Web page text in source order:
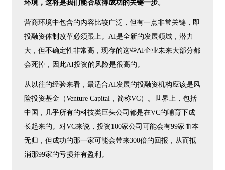
环境，这将是我们能否取得成功的关键一步。
营商环境中包含的内容比较广泛，但有一点非常关键，即
投融资体制改革必须跟上。AI是全新的发展领域，潜力
大，但不确定性非常高，现存的这些AI企业未来大部分都
会死掉，因此AI投资的风险是很高的。
从以往的经验来看，最适合AI发展的投融资机构应该是风
险投资基金（Venture Capital，简称VC）。世界上，包括
中国，几乎所有的科技类巨头公司都是在VC的哺育下成
长起来的。对VC来说，投资100家公司可能会有99家血本
无归，但成功的那一家可能会带来300倍的回报，从而抵
消那99家的亏损并有盈利。